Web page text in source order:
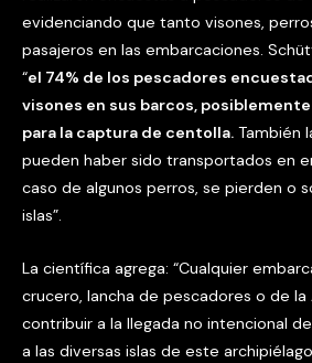
evidenciando que tanto visones,
pasajeros en las embarcaciones.
“el 74% de los pescadores
visones en sus barcos,
para la captura de centolla. También
pueden haber sido transportados en
caso de algunos perros, se pierden o
islas”.
La científica agrega: “Cualquier
crucero, lancha de pescadores o de la
contribuir a la llegada no intencional
a las diversas islas de este